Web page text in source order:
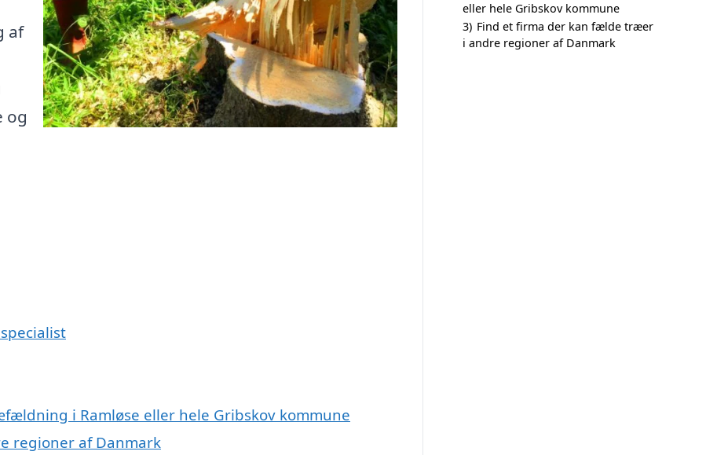
af
og
i Ramløse eller hele Gribskov kommune
regioner af Danmark
eller hele Gribskov kommune
3) Find et firma der kan fælde træer
i andre regioner af Danmark